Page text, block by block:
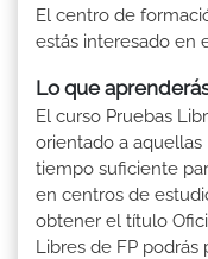
El centro de
estás interesado en
Lo que
El curso Pruebas
orientado a
tiempo suficiente
en centros de
obtener el título
Libres de FP